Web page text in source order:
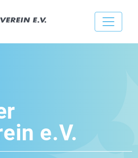
e.V.